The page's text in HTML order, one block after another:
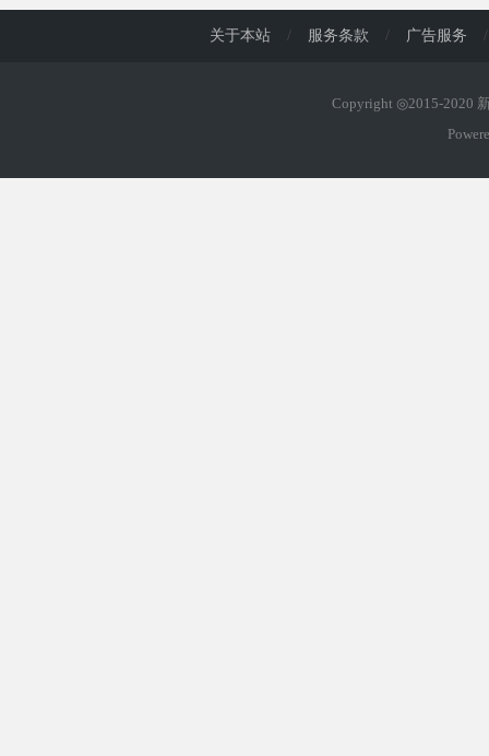
关于本站 / 服务条款 / 广告服务 /
Copyright ◎2015-2020